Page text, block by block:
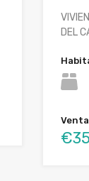
DEL
Venta